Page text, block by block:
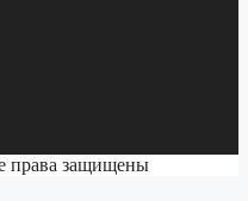
права защищены